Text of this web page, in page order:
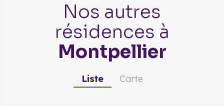
Nos autres
résidences à
Montpellier
Liste Carte